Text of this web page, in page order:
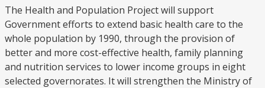
The Health and Population Project will support
Government efforts to extend basic health care to the
whole population by 1990, through the provision of
better and more cost-effective health, family planning
and nutrition services to lower income groups in eight
selected governorates. It will strengthen the Ministry of